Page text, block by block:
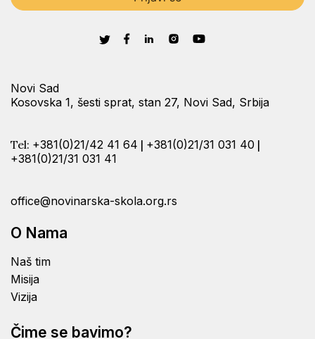
O Nama
Naš tim
Misija
Vizija
Čime se bavimo?
Novi Sad
Kosovska 1, šesti sprat, stan 27, Novi Sad, Srbija
Tel: +381(0)21/42 41 64 | +381(0)21/31 031 40 |
+381(0)21/31 031 41
office@novinarska-skola.org.rs